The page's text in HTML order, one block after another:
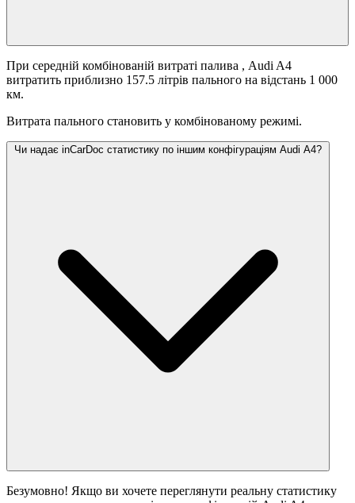
При середній комбінованій витраті палива , Audi A4
витратить приблизно 157.5 літрів пального на відстань 1 000
км.
Витрата пального становить у комбінованому режимі.
Чи надає inCarDoc статистику по іншим конфігураціям Audi A4?
Безумовно! Якщо ви хочете переглянути реальну статистику